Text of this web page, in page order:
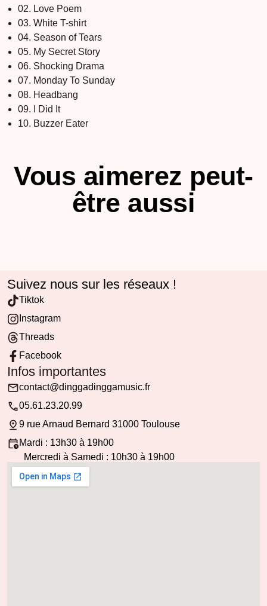
02. Love Poem
03. White T-shirt
04. Season of Tears
05. My Secret Story
06. Shocking Drama
07. Monday To Sunday
08. Headbang
09. I Did It
10. Buzzer Eater
Vous aimerez peut-
être aussi
Suivez nous sur les réseaux !
Tiktok
Instagram
Threads
Facebook
Infos importantes
contact@dinggadinggamusic.fr
05.61.23.20.99
9 rue Arnaud Bernard 31000 Toulouse
Mardi : 13h30 à 19h00
Mercredi à Samedi : 10h30 à 19h00